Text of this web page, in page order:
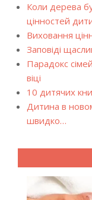
Коли дерева
цінностей
Виховання
Заповіді
Парадокс
віці
10 дитячих
Дитина в
швидко…